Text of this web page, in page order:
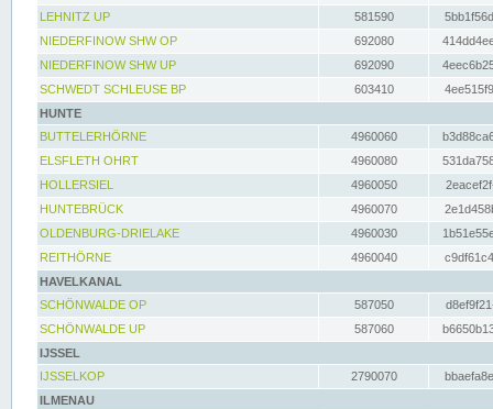
LEHNITZ UP
581590
NIEDERFINOW SHW OP
692080
NIEDERFINOW SHW UP
692090
SCHWEDT SCHLEUSE BP
603410
HUNTE
BUTTELERHÖRNE
4960060
ELSFLETH OHRT
4960080
HOLLERSIEL
4960050
HUNTEBRÜCK
4960070
OLDENBURG-DRIELAKE
4960030
REITHÖRNE
4960040
HAVELKANAL
SCHÖNWALDE OP
587050
SCHÖNWALDE UP
587060
IJSSEL
IJSSELKOP
2790070
ILMENAU